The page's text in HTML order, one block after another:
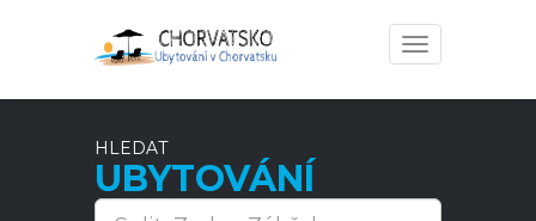
Toggle
navigation
HLEDAT
UBYTOVÁNÍ